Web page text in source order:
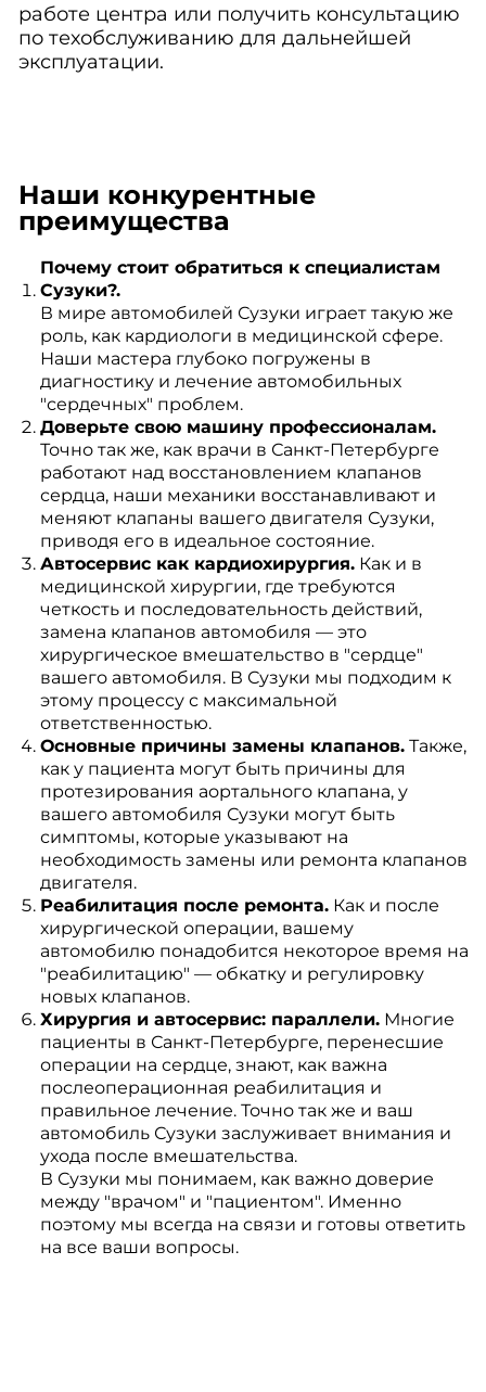
работе центра или получить консультацию
по техобслуживанию для дальнейшей
эксплуатации.
Наши конкурентные
преимущества
Почему стоит обратиться к специалистам
Сузуки?.
В мире автомобилей Сузуки играет такую же
роль, как кардиологи в медицинской сфере.
Наши мастера глубоко погружены в
диагностику и лечение автомобильных
"сердечных" проблем.
Доверьте свою машину профессионалам.
Точно так же, как врачи в Санкт-Петербурге
работают над восстановлением клапанов
сердца, наши механики восстанавливают и
меняют клапаны вашего двигателя Сузуки,
приводя его в идеальное состояние.
Автосервис как кардиохирургия.Как и в
медицинской хирургии, где требуются
четкость и последовательность действий,
замена клапанов автомобиля — это
хирургическое вмешательство в "сердце"
вашего автомобиля. В Сузуки мы подходим к
этому процессу с максимальной
ответственностью.
Основные причины замены клапанов.Также,
как у пациента могут быть причины для
протезирования аортального клапана, у
вашего автомобиля Сузуки могут быть
симптомы, которые указывают на
необходимость замены или ремонта клапанов
двигателя.
Реабилитация после ремонта.Как и после
хирургической операции, вашему
автомобилю понадобится некоторое время на
"реабилитацию" — обкатку и регулировку
новых клапанов.
Хирургия и автосервис: параллели.Многие
пациенты в Санкт-Петербурге, перенесшие
операции на сердце, знают, как важна
послеоперационная реабилитация и
правильное лечение. Точно так же и ваш
автомобиль Сузуки заслуживает внимания и
ухода после вмешательства.
В Сузуки мы понимаем, как важно доверие
между "врачом" и "пациентом". Именно
поэтому мы всегда на связи и готовы ответить
на все ваши вопросы.